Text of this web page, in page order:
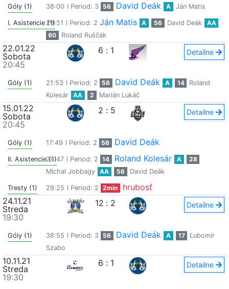
Góly (1) 38:00 I Period: 3 56 David Deák A Ján Matis
I. Asistencie (1)29:51 I Period: 2 Ján Matis A 56 David Deák
AA
90
Roland Ruščák
22.01.22
Sobota
20:45
6 : 1 Detailne
Góly (1) 21:53 I Period: 2 56 David Deák A 14
Roland
Kolesár
AA 2 Marián Lukáč
15.01.22
Sobota
20:45
2 : 5 Detailne
Góly (1) 17:49 I Period: 2 56 David Deák
II. Asistencie (1)
24:47 I Period: 2 14 Roland Kolesár A
28
Michal Jobbagy
AA 56 David Deák
Tresty (1) 29:25 I Period: 2 2min
hrubosť
24.11.21
Streda
19:30
12 : 2 Detailne
Góly (1) 38:55 I Period: 3 56 David Deák A 17
Ľubomír
Szabo
10.11.21
Streda
19:30
6 : 1 Detailne